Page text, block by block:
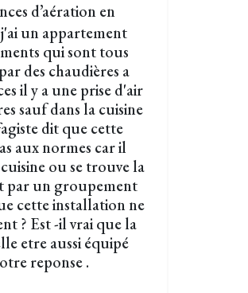
d’aération en
un appartement
qui sont tous
des chaudières a
il y a une prise d'air
sauf dans la cuisine
dit que cette
aux normes car il
ou se trouve la
par un groupement
cette installation ne
? Est -il vrai que la
etre aussi équipé
reponse .